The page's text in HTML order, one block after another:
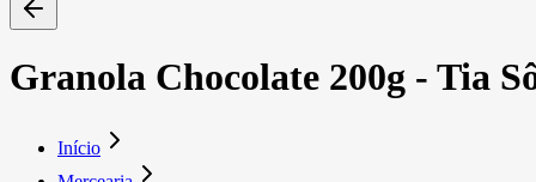
Granola Chocolate 200g - Tia
Início